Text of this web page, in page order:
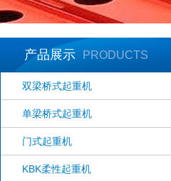
产品展示 PRODUCTS
双梁桥式起重机
单梁桥式起重机
门式起重机
KBK柔性起重机